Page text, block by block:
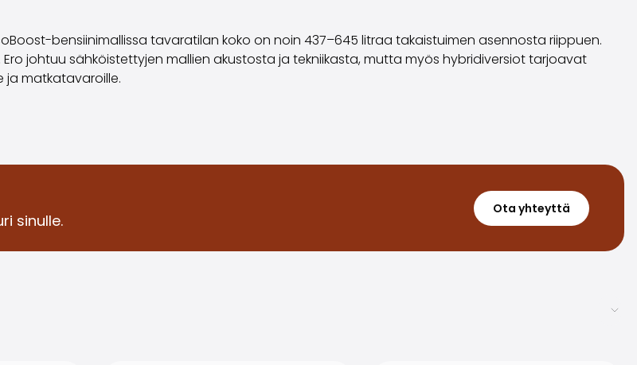
bensiinimallissa tavaratilan koko on noin 437–645 litraa takaistuimen asennosta riippuen.
johtuu sähköistettyjen mallien akustosta ja tekniikasta, mutta myös hybridiversiot tarjoavat
ja matkatavaroille.
sinulle.
Ota yhteyttä